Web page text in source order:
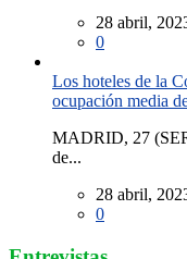
28 abril,
0
Los hoteles de la
ocupación media
MADRID, 27
de...
28 abril,
0